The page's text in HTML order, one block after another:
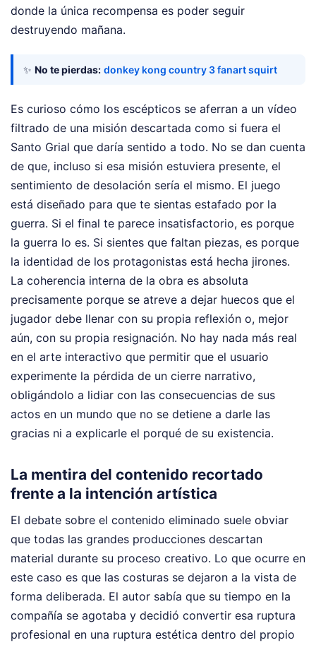
donde la única recompensa es poder seguir
destruyendo mañana.
✨ No te pierdas: donkey kong country 3 fanart squirt
Es curioso cómo los escépticos se aferran a un vídeo
filtrado de una misión descartada como si fuera el
Santo Grial que daría sentido a todo. No se dan cuenta
de que, incluso si esa misión estuviera presente, el
sentimiento de desolación sería el mismo. El juego
está diseñado para que te sientas estafado por la
guerra. Si el final te parece insatisfactorio, es porque
la guerra lo es. Si sientes que faltan piezas, es porque
la identidad de los protagonistas está hecha jirones.
La coherencia interna de la obra es absoluta
precisamente porque se atreve a dejar huecos que el
jugador debe llenar con su propia reflexión o, mejor
aún, con su propia resignación. No hay nada más real
en el arte interactivo que permitir que el usuario
experimente la pérdida de un cierre narrativo,
obligándolo a lidiar con las consecuencias de sus
actos en un mundo que no se detiene a darle las
gracias ni a explicarle el porqué de su existencia.
La mentira del contenido recortado
frente a la intención artística
El debate sobre el contenido eliminado suele obviar
que todas las grandes producciones descartan
material durante su proceso creativo. Lo que ocurre en
este caso es que las costuras se dejaron a la vista de
forma deliberada. El autor sabía que su tiempo en la
compañía se agotaba y decidió convertir esa ruptura
profesional en una ruptura estética dentro del propio